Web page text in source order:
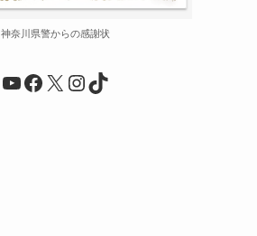
神奈川県警からの感謝状
YouTube
Facebook
X Instagram
TikTok